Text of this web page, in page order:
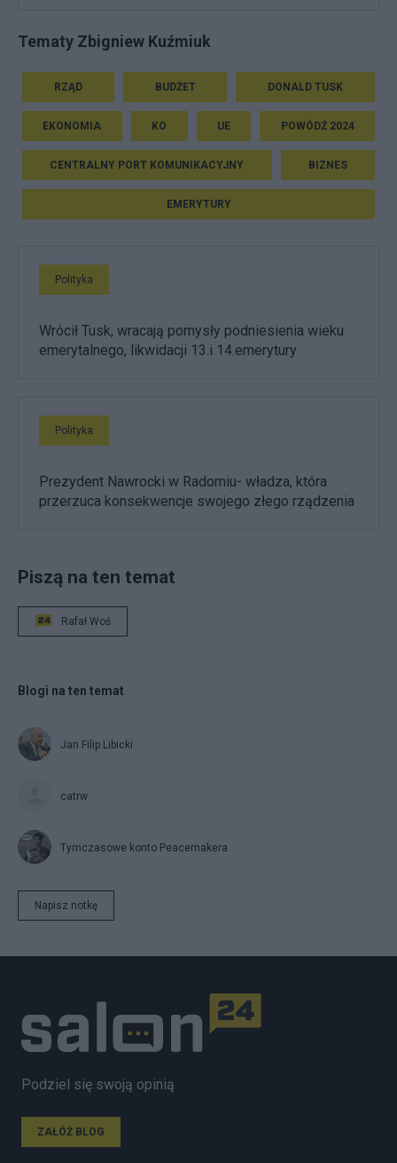
Tematy Zbigniew Kuźmiuk
RZĄD BUDŻET DONALD TUSK
EKONOMIA KO UE POWÓDŹ 2024
CENTRALNY PORT KOMUNIKACYJNY BIZNES
EMERYTURY
Polityka
Wrócił Tusk, wracają pomysły podniesienia wieku
emerytalnego, likwidacji 13.i 14.emerytury
Polityka
Prezydent Nawrocki w Radomiu- władza, która
przerzuca konsekwencje swojego złego rządzenia
Piszą na ten temat
Rafał Woś
Blogi na ten temat
Jan Filip Libicki
catrw
Tymczasowe konto Peacemakera
Napisz notkę
Podziel się swoją opinią
ZAŁÓŻ BLOG